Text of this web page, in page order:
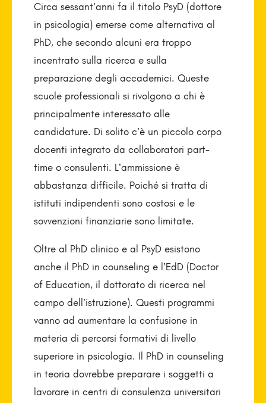
Circa sessant’anni fa il titolo PsyD (dottore
in psicologia) emerse come alternativa al
PhD, che secondo alcuni era troppo
incentrato sulla ricerca e sulla
preparazione degli accademici. Queste
scuole professionali si rivolgono a chi è
principalmente interessato alle
candidature. Di solito c’è un piccolo corpo
docenti integrato da collaboratori part-
time o consulenti. L’ammissione è
abbastanza difficile. Poiché si tratta di
istituti indipendenti sono costosi e le
sovvenzioni finanziarie sono limitate.
Oltre al PhD clinico e al PsyD esistono
anche il PhD in counseling e l’EdD (Doctor
of Education, il dottorato di ricerca nel
campo dell’istruzione). Questi programmi
vanno ad aumentare la confusione in
materia di percorsi formativi di livello
superiore in psicologia. Il PhD in counseling
in teoria dovrebbe preparare i soggetti a
lavorare in centri di consulenza universitari